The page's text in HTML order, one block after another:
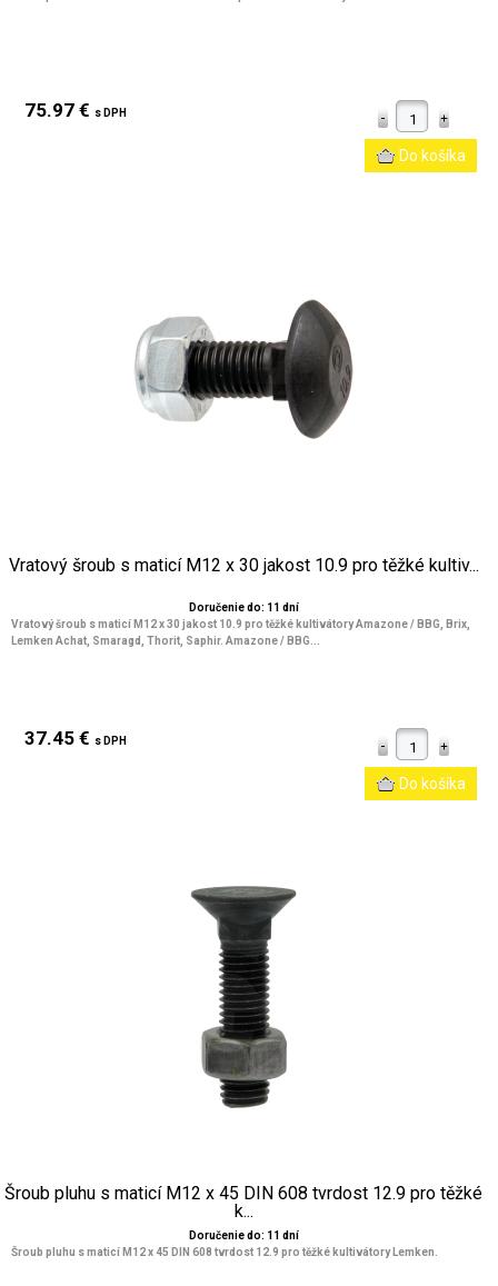
75.97 € s DPH
Vratový šroub s maticí M12 x 30 jakost 10.9 pro těžké kultiv...
Doručenie do: 11 dní
Vratový šroub s maticí M12 x 30 jakost 10.9 pro těžké kultivátory Amazone / BBG, Brix,
Lemken Achat, Smaragd, Thorit, Saphir. Amazone / BBG...
37.45 € s DPH
Šroub pluhu s maticí M12 x 45 DIN 608 tvrdost 12.9 pro těžké
k...
Doručenie do: 11 dní
Šroub pluhu s maticí M12 x 45 DIN 608 tvrdost 12.9 pro těžké kultivátory Lemken.